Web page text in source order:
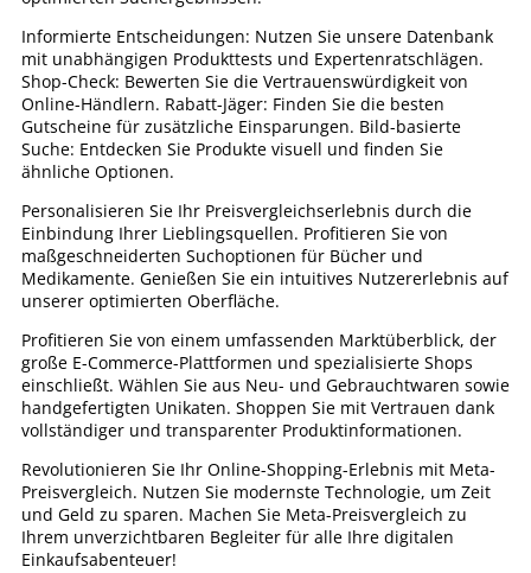
Informierte Entscheidungen: Nutzen Sie unsere Datenbank
mit unabhängigen Produkttests und Expertenratschlägen.
Shop-Check: Bewerten Sie die Vertrauenswürdigkeit von
Online-Händlern. Rabatt-Jäger: Finden Sie die besten
Gutscheine für zusätzliche Einsparungen. Bild-basierte
Suche: Entdecken Sie Produkte visuell und finden Sie
ähnliche Optionen.
Personalisieren Sie Ihr Preisvergleichserlebnis durch die
Einbindung Ihrer Lieblingsquellen. Profitieren Sie von
maßgeschneiderten Suchoptionen für Bücher und
Medikamente. Genießen Sie ein intuitives Nutzererlebnis auf
unserer optimierten Oberfläche.
Profitieren Sie von einem umfassenden Marktüberblick, der
große E-Commerce-Plattformen und spezialisierte Shops
einschließt. Wählen Sie aus Neu- und Gebrauchtwaren sowie
handgefertigten Unikaten. Shoppen Sie mit Vertrauen dank
vollständiger und transparenter Produktinformationen.
Revolutionieren Sie Ihr Online-Shopping-Erlebnis mit Meta-
Preisvergleich. Nutzen Sie modernste Technologie, um Zeit
und Geld zu sparen. Machen Sie Meta-Preisvergleich zu
Ihrem unverzichtbaren Begleiter für alle Ihre digitalen
Einkaufsabenteuer!